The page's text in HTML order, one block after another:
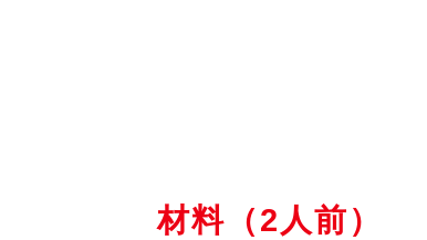
材料（2人前）